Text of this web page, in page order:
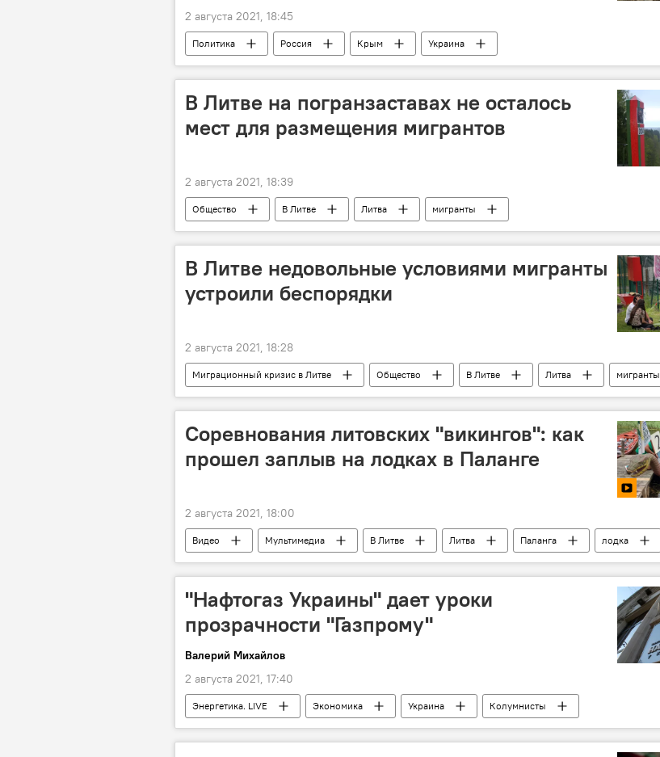
2 августа 2021, 18:45
Политика Россия Крым Украина
В Литве на погранзаставах не осталось
мест для размещения мигрантов
2 августа 2021, 18:39
Общество В Литве Литва мигранты
В Литве недовольные условиями мигранты
устроили беспорядки
2 августа 2021, 18:28
Миграционный кризис в Литве Общество В Литве Литва мигранты
Соревнования литовских "викингов": как
прошел заплыв на лодках в Паланге
2 августа 2021, 18:00
Видео Мультимедиа В Литве Литва Паланга лодка
"Нафтогаз Украины" дает уроки
прозрачности "Газпрому"
Валерий Михайлов
2 августа 2021, 17:40
Энергетика. LIVE Экономика Украина
Колумнисты
"Нафтогаз Украины"
"Газпром"